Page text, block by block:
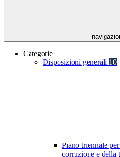
Categorie
Disposizioni generali 10
Piano triennale
corruzione e della